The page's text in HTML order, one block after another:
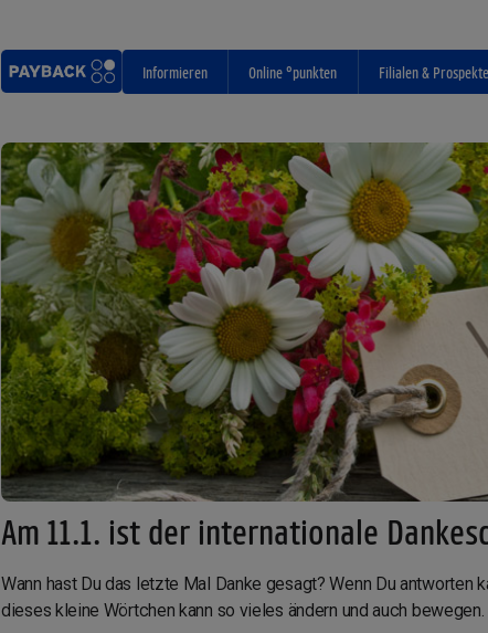
Informieren Online °punkten Filialen & Prospekte
Am 11.1. ist der internationale
Wann hast Du das letzte Mal Danke gesagt? Wenn Du antworten
dieses kleine Wörtchen kann so vieles ändern und auch bewegen.